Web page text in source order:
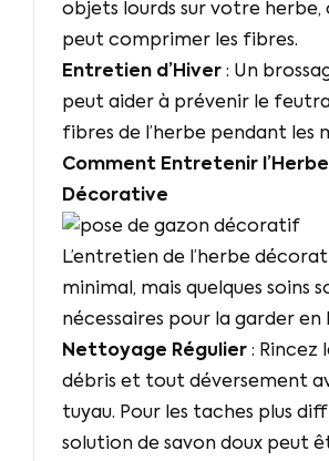
objets lourds sur votre herbe,
peut comprimer les fibres.
Entretien d’Hiver : Un
peut aider à prévenir le
fibres de l’herbe pendant les
Comment Entretenir l’Herbe
Décorative
L’entretien de l’herbe
minimal, mais quelques soins
nécessaires pour la garder en
Nettoyage Régulier : Rincez
débris et tout déversement
tuyau. Pour les taches plus
solution de savon doux peut